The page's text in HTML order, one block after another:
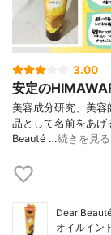
3.00
安定の
美容成分研究、美
品として名前をあげ
Beauté …続きを見る
Dear
オイルイン